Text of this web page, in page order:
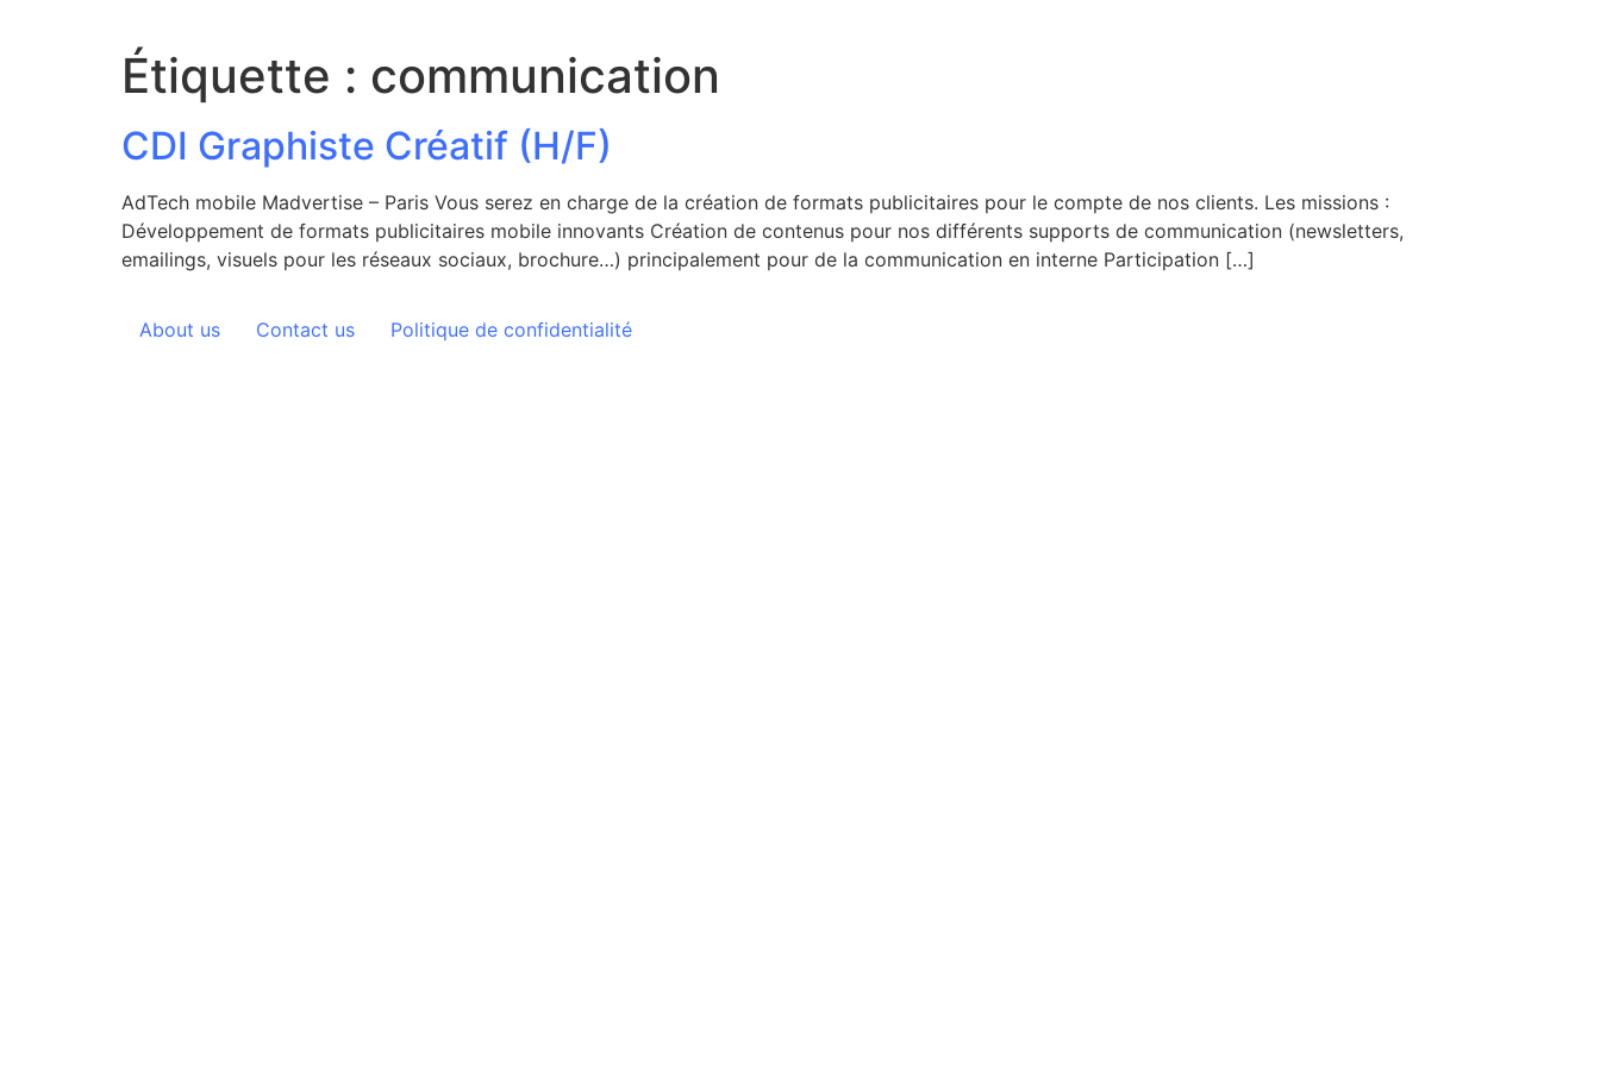
Étiquette : communication
CDI Graphiste Créatif (H/F)
AdTech mobile Madvertise – Paris Vous serez en charge de la création de formats publicitaires pour le compte de nos clients. Les missions :
Développement de formats publicitaires mobile innovants Création de contenus pour nos différents supports de communication (newsletters,
emailings, visuels pour les réseaux sociaux, brochure…) principalement pour de la communication en interne Participation […]
About us Contact us Politique de confidentialité